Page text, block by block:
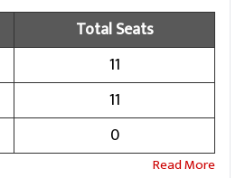
Total Seats
11
11
0